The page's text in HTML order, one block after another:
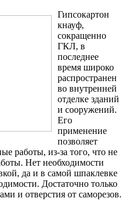
Гипсокартон
кнауф,
сокращенно
ГКЛ, в
последнее
время широко
распространен
во внутренней
отделке зданий
и сооружений.
Его
применение
позволяет
работы, из-за того, что не
Нет необходимости
да и в самой шпаклевке
Достаточно только
и отверстия от саморезов.